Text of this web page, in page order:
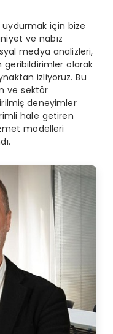
uydurmak için bize
ve nabız
medya analizleri,
olarak
izliyoruz. Bu
ve sektör
deneyimler
hale getiren
modelleri